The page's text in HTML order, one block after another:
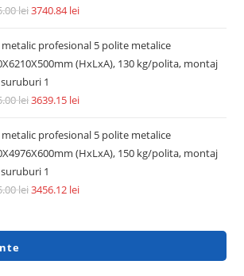
lei3740.84lei
metalic profesional 5 polite metalice
(HxLxA), 130 kg/polita, montaj
1
lei3639.15 lei
metalic profesional 5 polite metalice
(HxLxA), 150 kg/polita, montaj
1
lei3456.12 lei